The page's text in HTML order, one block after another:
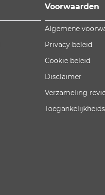
Voorwaarden
Algemene
Privacy beleid
Cookie beleid
Disclaimer
Verzameling